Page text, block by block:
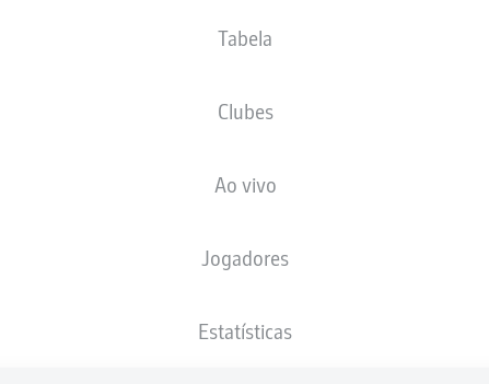
Tabela
Clubes
Ao vivo
Jogadores
Estatísticas
ESCALAÇÕES
A escalação inicial será divulgada 60 minutos antes do início da partida